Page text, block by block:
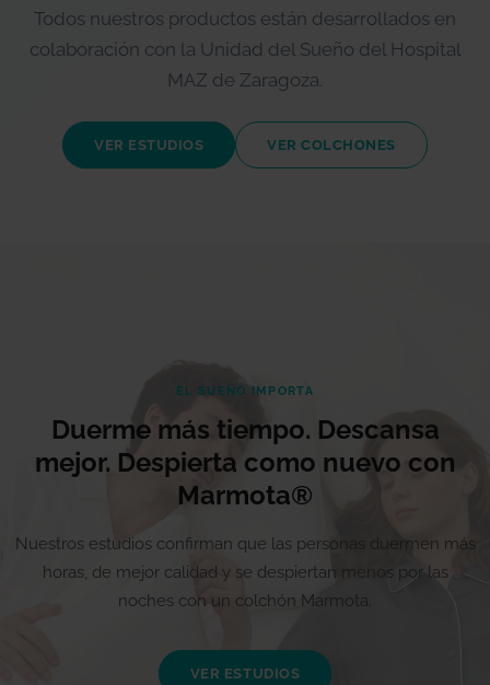
Todos nuestros productos están desarrollados en
colaboración con la Unidad del Sueño del Hospital
MAZ de Zaragoza.
VER ESTUDIOS VER COLCHONES
EL SUEÑO IMPORTA
Duerme más tiempo. Descansa
mejor. Despierta como nuevo con
Marmota®
Nuestros estudios confirman que las personas duermen más
horas, de mejor calidad y se despiertan menos por las
noches con un colchón Marmota.
VER ESTUDIOS